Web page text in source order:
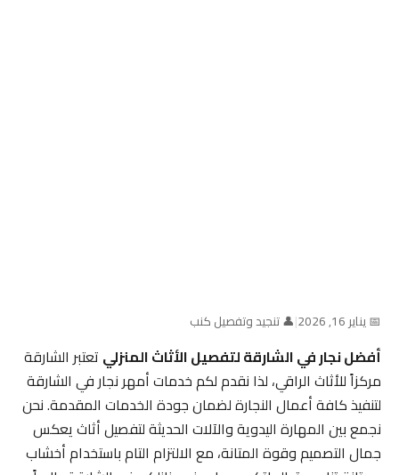
📅 يناير 16, 2026 |👤 تنجيد وتفصيل كنب
أفضل نجار في الشارقة لتفصيل الأثاث المنزليتعتبر الشارقة
مركزاً للأثاث الراقي، لذا نقدم لكم خدمات أمهر نجار في الشارقة
لتنفيذ كافة أعمال النجارة لضمان جودة الخدمات المقدمة. نحن
نجمع بين المهارة اليدوية والآلات الحديثة لتفصيل أثاث يعكس
جمال التصميم وقوة المتانة، مع الالتزام التام باستخدام أخشاب